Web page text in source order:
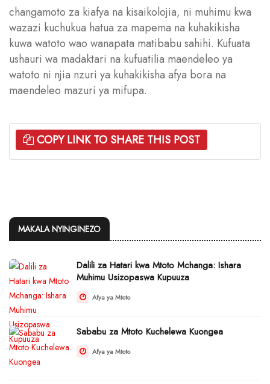
changamoto za kiafya na kisaikolojia, ni muhimu kwa
wazazi kuchukua hatua za mapema na kuhakikisha
kuwa watoto wao wanapata matibabu sahihi. Kufuata
ushauri wa madaktari na kufuatilia maendeleo ya
watoto ni njia nzuri ya kuhakikisha afya bora na
maendeleo mazuri ya mifupa.
COPY LINK TO SHARE THIS POST
MAKALA NYINGINEZO
Dalili za Hatari kwa Mtoto Mchanga: Ishara
Muhimu Usizopaswa Kupuuza
Afya ya Mtoto
Sababu za Mtoto Kuchelewa Kuongea
Afya ya Mtoto